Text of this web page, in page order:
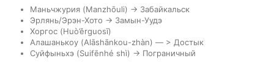
Маньчжурия (Manzhōuli) -> Забайкальск
Эрлянь/Эрэн-Хото -> Замын-Уудэ
Хоргос (Huò’ěrguosī)
Алашанькоу (Alāshānkou-zhàn) — > Достык
Суйфыньхэ (Suifēnhé shì) -> Пограничный